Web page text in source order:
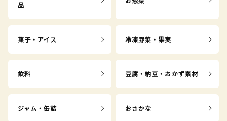
品
菓子・アイス 冷凍野菜・果実
飲料 豆腐・納豆・おかず素材
ジャム・缶詰 おさかな